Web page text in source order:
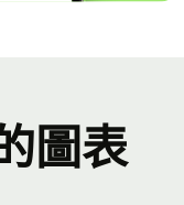
圖表